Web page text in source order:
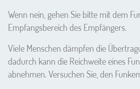
Wenn nein, gehen Sie bitte mit dem
Empfangsbereich des Empfängers.
Viele Menschen dämpfen die
dadurch kann die Reichweite eines
abnehmen. Versuchen Sie, den